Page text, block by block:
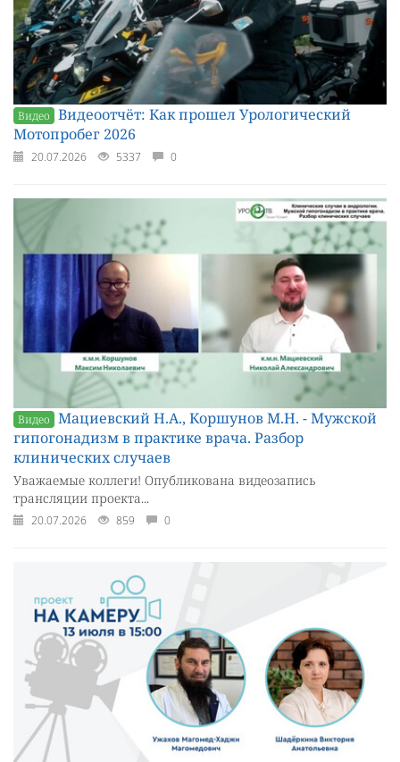
Видео Видеоотчёт: Как прошел Урологический
Мотопробег 2026
20.07.2026 5337 0
Видео Мациевский Н.А., Коршунов М.Н. - Мужской
гипогонадизм в практике врача. Разбор
клинических случаев
Уважаемые коллеги! Опубликована видеозапись
трансляции проекта...
20.07.2026 859 0